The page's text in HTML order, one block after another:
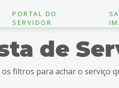
PORTAL DO
SERVIDOR
de
os filtros para achar o serviço